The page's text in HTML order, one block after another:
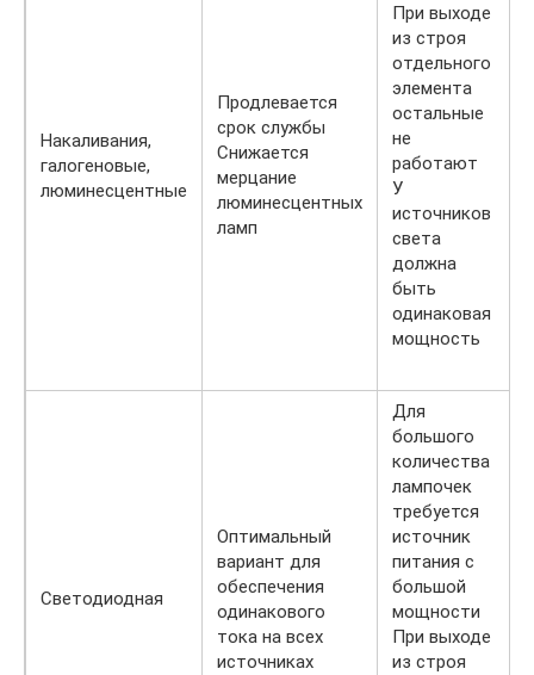
Накаливания,
галогеновые,
люминесцентные
Продлевается
срок службы
Снижается
мерцание
люминесцентных
ламп
При выходе
из строя
отдельного
элемента
остальные
не
работают
У
источников
света
должна
быть
одинаковая
мощность
Светодиодная
Оптимальный
вариант для
обеспечения
одинакового
тока на всех
источниках
Для
большого
количества
лампочек
требуется
источник
питания с
большой
мощности
При выходе
из строя